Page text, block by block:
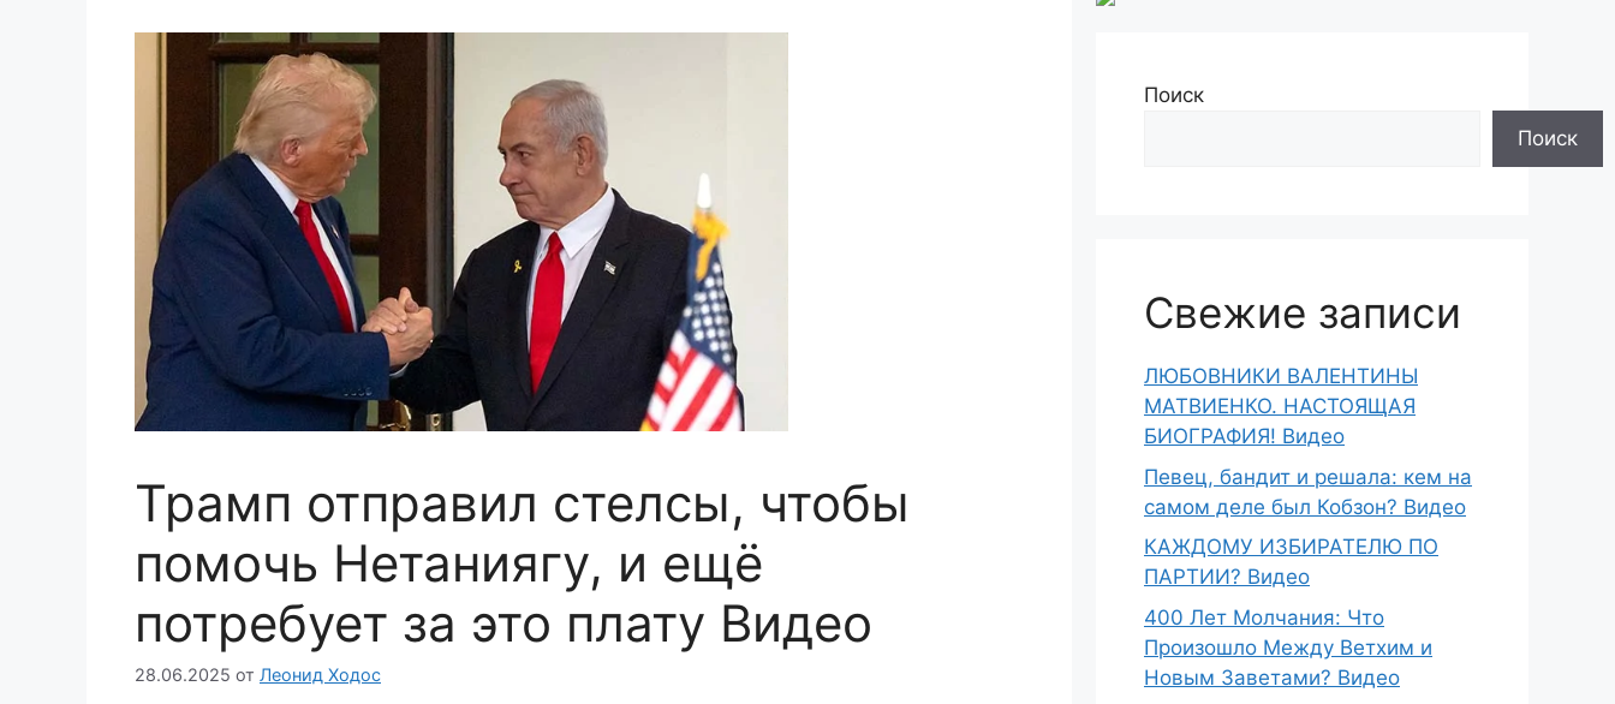
Трамп отправил стелсы, чтобы
помочь Нетаниягу, и ещё
потребует за это плату Видео
28.06.2025 от Леонид Ходос
Поиск
Поиск
Свежие записи
ЛЮБОВНИКИ ВАЛЕНТИНЫ
МАТВИЕНКО. НАСТОЯЩАЯ
БИОГРАФИЯ! Видео
Певец, бандит и решала: кем на
самом деле был Кобзон? Видео
КАЖДОМУ ИЗБИРАТЕЛЮ ПО
ПАРТИИ? Видео
400 Лет Молчания: Что
Произошло Между Ветхим и
Новым Заветами? Видео